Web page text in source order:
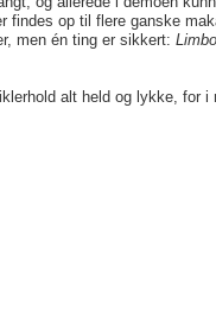
findes op til flere ganske
men én ting er sikkert: Limbo
alt held og lykke, for i